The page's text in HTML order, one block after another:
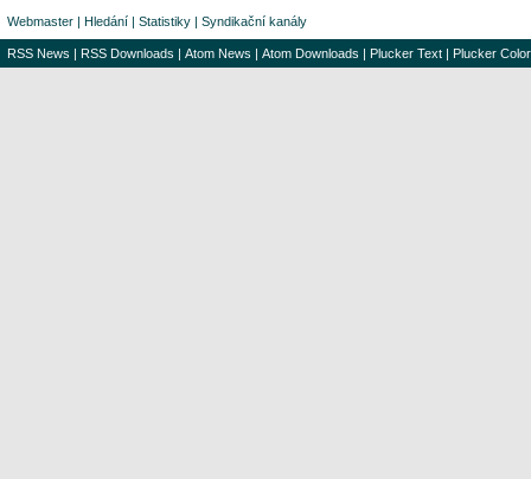
Webmaster | Hledání | Statistiky | Syndikační kanály
RSS News | RSS Downloads | Atom News | Atom Downloads | Plucker Text | Plucker Color